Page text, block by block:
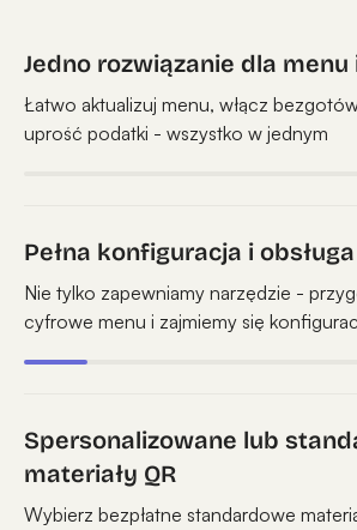
Jedno rozwiązanie dla
Łatwo aktualizuj menu, włącz
uprość podatki - wszystko w jednym
Pełna konfiguracja i
Nie tylko zapewniamy narzędzie -
cyfrowe menu i zajmiemy się
Spersonalizowane lub
materiały QR
Wybierz bezpłatne standardowe